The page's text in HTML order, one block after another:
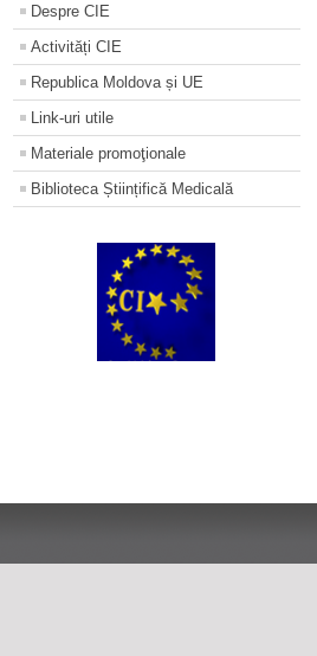
Despre CIE
Activități CIE
Republica Moldova și UE
Link-uri utile
Materiale promoţionale
Biblioteca Științifică Medicală